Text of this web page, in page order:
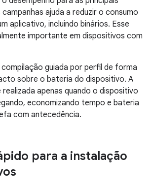
ajuda a reduzir o consumo
aplicativo, incluindo binários. Esse
importante em dispositivos com
compilação guiada por perfil de forma
sobre o bateria do dispositivo. A
apenas quando o dispositivo
economizando tempo e bateria
com antecedência.
para a instalação